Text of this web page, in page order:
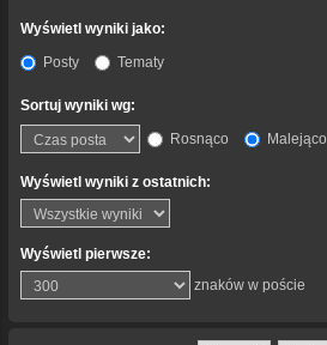
Wyświetl wyniki jako:
Posty
Tematy
Sortuj wyniki wg:
Rosnąco
Malejąco
Wyświetl wyniki z ostatnich:
Wyświetl pierwsze:
znaków w poście